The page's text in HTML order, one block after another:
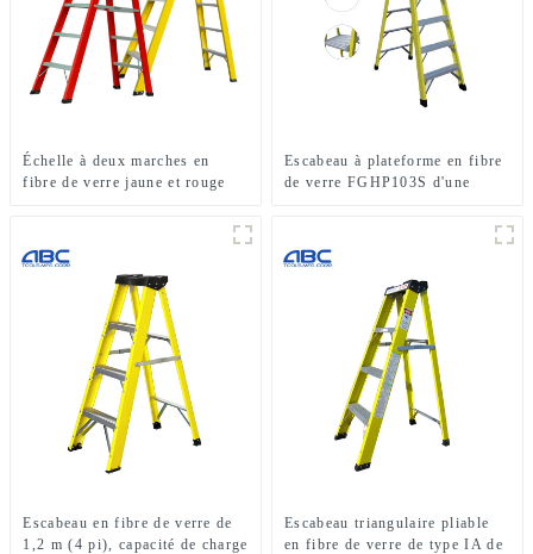
Échelle à deux marches en
fibre de verre jaune et rouge
Escabeau à plateforme en fibre
de verre FGHP103S d'une
Escabeau en fibre de verre de
1,2 m (4 pi), capacité de charge
Escabeau triangulaire pliable
en fibre de verre de type IA de